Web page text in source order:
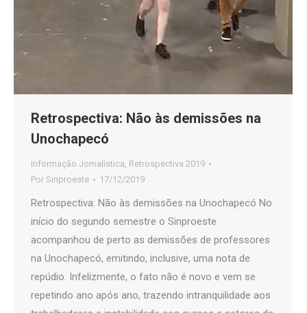
Retrospectiva: Não às demissões na
Unochapecó
Informação Jornalística, Retrospectiva 2019
Por Sinproeste 17/12/2019
Retrospectiva: Não às demissões na Unochapecó No
início do segundo semestre o Sinproeste
acompanhou de perto as demissões de professores
na Unochapecó, emitindo, inclusive, uma nota de
repúdio. Infelizmente, o fato não é novo e vem se
repetindo ano após ano, trazendo intranquilidade aos